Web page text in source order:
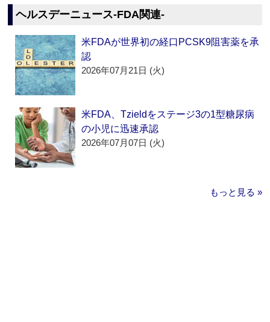
ヘルスデーニュース‐FDA関連‐
米FDAが世界初の経口PCSK9阻害薬を承
認
2026年07月21日 (火)
米FDA、Tzieldをステージ3の1型糖尿病
の小児に迅速承認
2026年07月07日 (火)
もっと見る »